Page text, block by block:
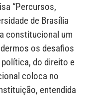
“Percursos,
de Brasília
constitucional um
os desafios
do direito e
coloca no
entendida